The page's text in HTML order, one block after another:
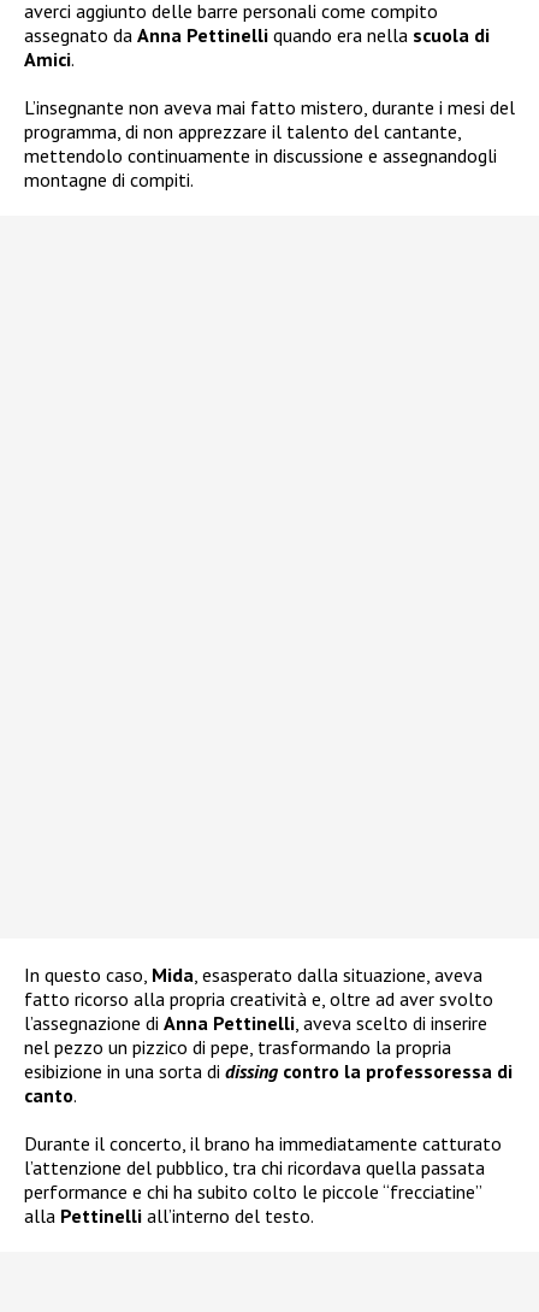
averci aggiunto delle barre personali come compito
assegnato da Anna Pettinelli quando era nella scuola di
Amici.
L’insegnante non aveva mai fatto mistero, durante i mesi del
programma, di non apprezzare il talento del cantante,
mettendolo continuamente in discussione e assegnandogli
montagne di compiti.
In questo caso, Mida , esasperato dalla situazione, aveva
fatto ricorso alla propria creatività e, oltre ad aver svolto
l’assegnazione di Anna Pettinelli , aveva scelto di inserire
nel pezzo un pizzico di pepe, trasformando la propria
esibizione in una sorta di dissing contro la professoressa di
canto.
Durante il concerto, il brano ha immediatamente catturato
l’attenzione del pubblico, tra chi ricordava quella passata
performance e chi ha subito colto le piccole “frecciatine”
alla Pettinelli all’interno del testo.